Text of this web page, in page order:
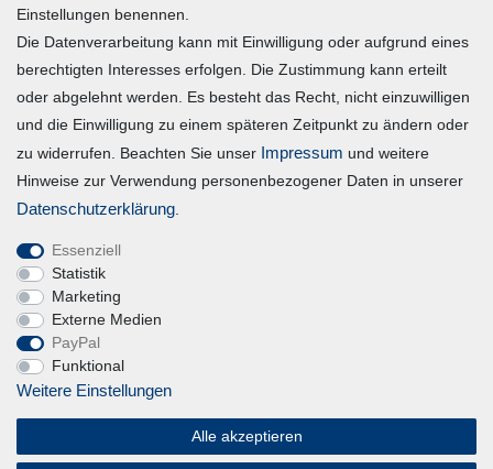
Registrieren
Login
Vertrag widerrufen
Unternehmen
Blog
Datenschutzerklärung
Erklärung zur Barrierefreiheit
AGB
Impressum
Magic Feel
Einstellungen benennen.
Die Datenverarbeitung kann mit Einwilligung oder aufgrund eines
berechtigten Interesses erfolgen. Die Zustimmung kann erteilt
oder abgelehnt werden. Es besteht das Recht, nicht einzuwilligen
und die Einwilligung zu einem späteren Zeitpunkt zu ändern oder
zu widerrufen. Beachten Sie unser Impressum und weitere
Hinweise zur Verwendung personenbezogener Daten in unserer
Daten­schutz­erklärung
Essenziell
Statistik
Marketing
Externe Medien
PayPal
Funktional
Weitere Einstellungen
Alle akzeptieren